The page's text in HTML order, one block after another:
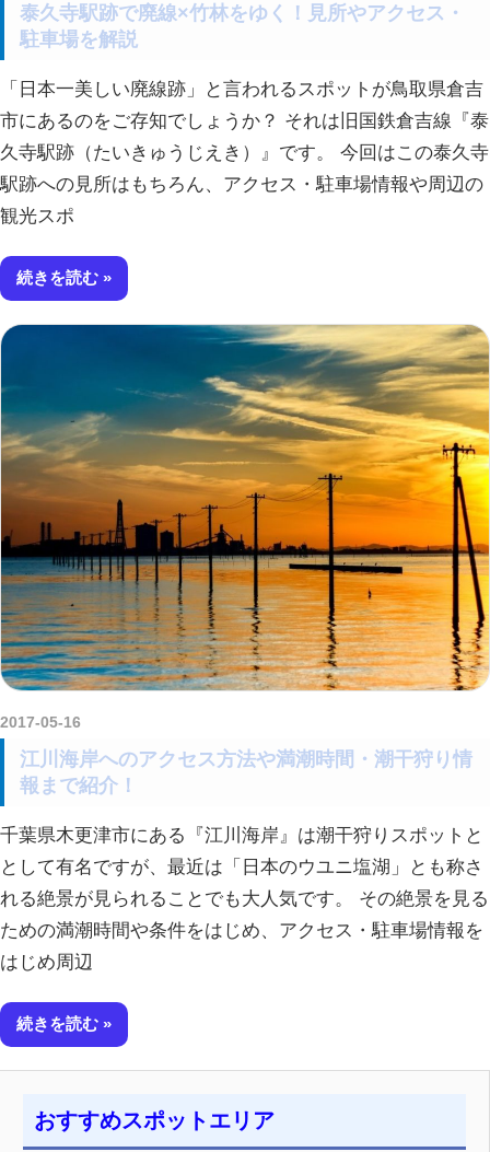
泰久寺駅跡で廃線×竹林をゆく！見所やアクセス・
駐車場を解説
「日本一美しい廃線跡」と言われるスポットが鳥取県倉吉
市にあるのをご存知でしょうか？ それは旧国鉄倉吉線『泰
久寺駅跡（たいきゅうじえき）』です。 今回はこの泰久寺
駅跡への見所はもちろん、アクセス・駐車場情報や周辺の
観光スポ
続きを読む
2017-05-16
江川海岸へのアクセス方法や満潮時間・潮干狩り情
報まで紹介！
千葉県木更津市にある『江川海岸』は潮干狩りスポットと
として有名ですが、最近は「日本のウユニ塩湖」とも称さ
れる絶景が見られることでも大人気です。 その絶景を見る
ための満潮時間や条件をはじめ、アクセス・駐車場情報を
はじめ周辺
続きを読む
おすすめスポットエリア